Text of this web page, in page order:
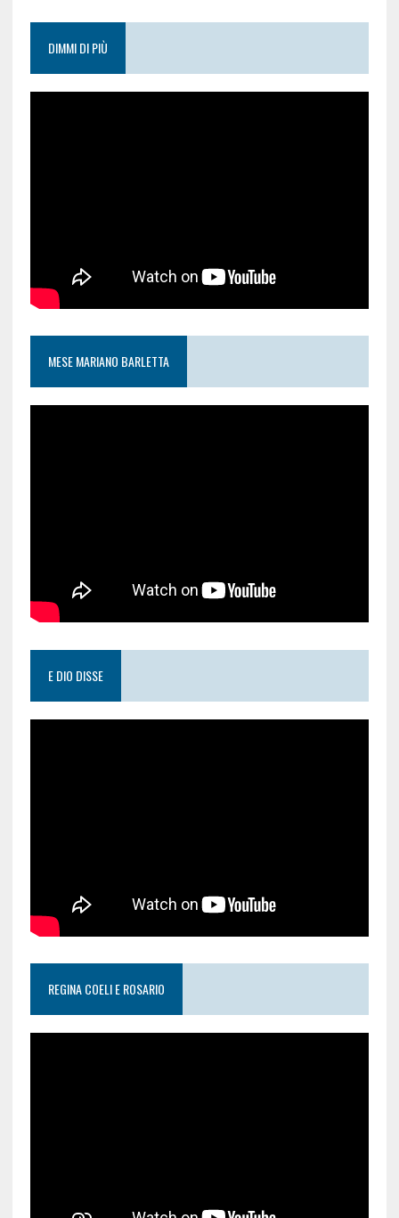
DIMMI DI PIÙ
MESE MARIANO BARLETTA
E DIO DISSE
REGINA COELI E ROSARIO